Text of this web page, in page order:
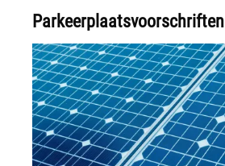
Parkeerplaatsvoorschriften